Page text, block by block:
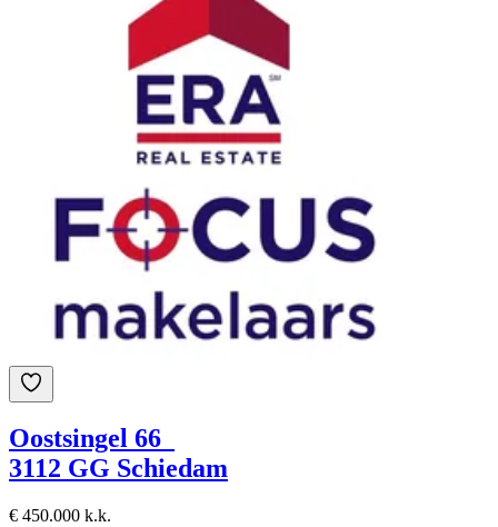
Oostsingel 66
3112 GG Schiedam
€ 450.000 k.k.